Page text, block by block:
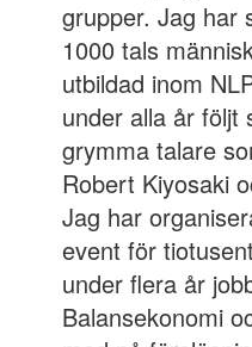
grupper. Jag har
1000 tals
utbildad inom
under alla år följt
grymma talare
Robert Kiyosaki
Jag har
event för
under flera år
Balansekonomi